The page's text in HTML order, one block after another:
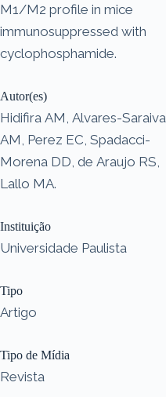
M1/M2 profile in mice
immunosuppressed with
cyclophosphamide.
Autor(es)
Hidifira AM, Alvares-Saraiva
AM, Perez EC, Spadacci-
Morena DD, de Araujo RS,
Lallo MA.
Instituição
Universidade Paulista
Tipo
Artigo
Tipo de Mídia
Revista